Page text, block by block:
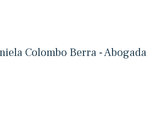
Colombo Berra - Abogada